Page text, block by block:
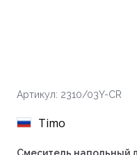
Артикул: 2310/03Y-CR
Timo
Смеситель напольный